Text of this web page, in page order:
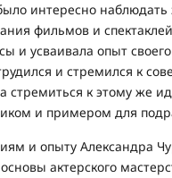
интересно наблюдать
фильмов и
и усваивала опыт
и стремился к
стремиться к этому же
и примером для
и опыту Александра
актерского